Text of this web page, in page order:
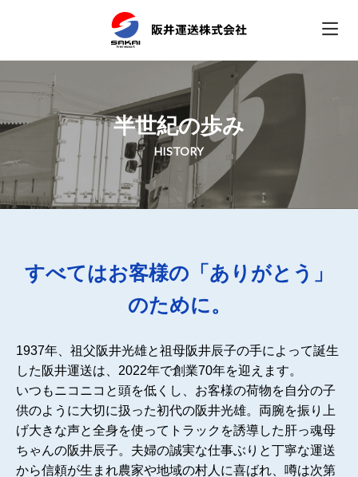
半世紀の歩み
HISTORY
すべてはお客様の「ありがとう」
のために。
1937年、祖父阪井光雄と祖母阪井辰子の手によって誕生
した阪井運送は、2022年で創業70年を迎えます。
いつもニコニコと頭を低くし、お客様の荷物を自分の子
供のように大切に扱った初代の阪井光雄。両腕を振り上
げ大きな声と全身を使ってトラックを誘導した肝っ魂母
ちゃんの阪井辰子。夫婦の誠実な仕事ぶりと丁寧な運送
から信頼が生まれ農家や地域の村人に喜ばれ、噂は次第